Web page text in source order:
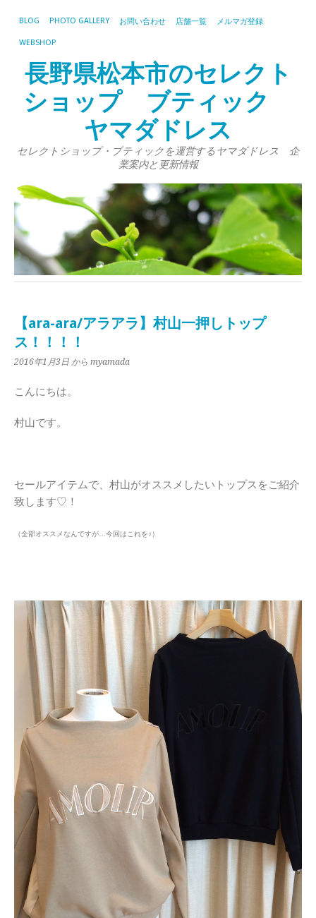
BLOG PHOTO GALLERY お問い合わせ 店舗一覧 メルマガ登録
WEBSHOP
長野県松本市のセレクト
ショップ ブティック
ヤマダドレス
セレクトショップ・ブティックを運営するヤマダドレス 企
業案内と更新情報
【ara-ara/アラアラ】村山一押しトップ
ス！！！！
2016年1月3日 から myamada
こんにちは。
村山です。
セールアイテムで、村山がオススメしたいトップスをご紹介
致します♡！
（全部オススメなんですが…今回はこれを♪）